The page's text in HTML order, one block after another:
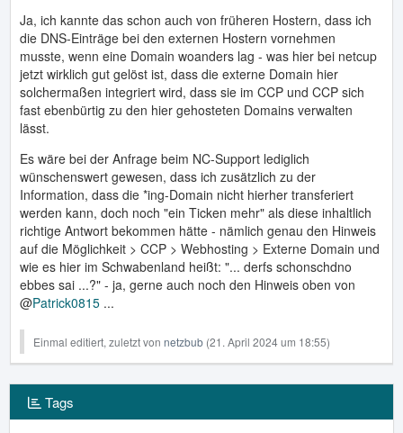
Ja, ich kannte das schon auch von früheren Hostern, dass ich
die DNS-Einträge bei den externen Hostern vornehmen
musste, wenn eine Domain woanders lag - was hier bei netcup
jetzt wirklich gut gelöst ist, dass die externe Domain hier
solchermaßen integriert wird, dass sie im CCP und CCP sich
fast ebenbürtig zu den hier gehosteten Domains verwalten
lässt.
Es wäre bei der Anfrage beim NC-Support lediglich
wünschenswert gewesen, dass ich zusätzlich zu der
Information, dass die *ing-Domain nicht hierher transferiert
werden kann, doch noch "ein Ticken mehr" als diese inhaltlich
richtige Antwort bekommen hätte - nämlich genau den Hinweis
auf die Möglichkeit > CCP > Webhosting > Externe Domain und
wie es hier im Schwabenland heißt: "... derfs schonschdno
ebbes sai ...?" - ja, gerne auch noch den Hinweis oben von
@Patrick0815 ...
Einmal editiert, zuletzt von netzbub (21. April 2024 um 18:55)
Tags